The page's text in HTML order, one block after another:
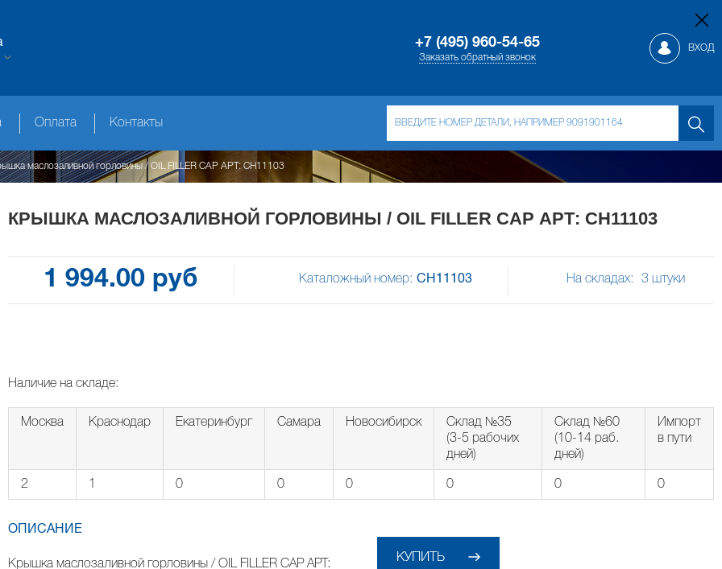
+7 (495) 960-54-65
Заказать обратный звонок
ВХОД
Оплата Контакты
маслозаливной горловины / OIL FILLER CAP АРТ: CH11103
КРЫШКА МАСЛОЗАЛИВНОЙ ГОРЛОВИНЫ / OIL FILLER CAP АРТ: CH11103
1 994.00 руб Каталожный номер: CH11103 На складах: 3 штуки
Наличие на складе:
Москва Краснодар Екатеринбург Самара Новосибирск
Склад №35
(3-5 рабочих
дней)
Склад №60
(10-14 раб.
дней)
Импорт
в пути
2 0 0 0 0 0 0
ОПИСАНИЕ
Крышка маслозаливной горловины / OIL FILLER CAP АРТ:
КУПИТЬ